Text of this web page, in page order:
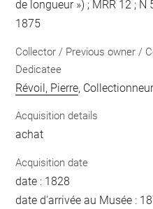
de longueur ») ; MRR 12 ; N
1875
Collector / Previous owner /
Dedicatee
Révoil, Pierre,
Acquisition details
achat
Acquisition date
date : 1828
date d'arrivée au Musée :